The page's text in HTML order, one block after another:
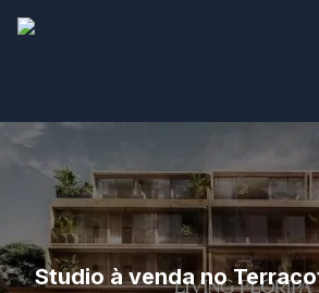
Studio à venda no